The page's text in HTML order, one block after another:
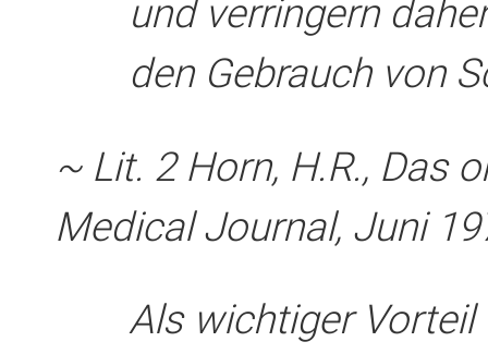
und verringern
den Gebrauch von
~ Lit. 2 Horn, H.R., Das
Medical Journal, Juni
Als wichtiger